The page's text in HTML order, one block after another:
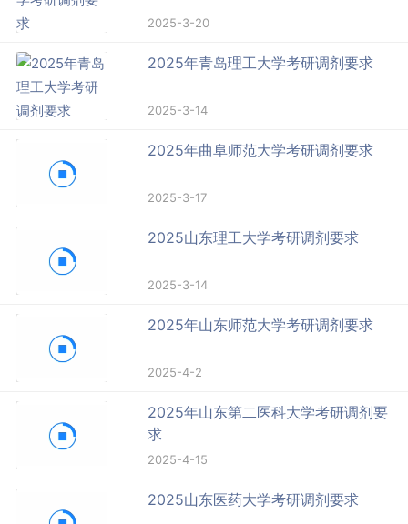
2025-3-20
2025年青岛理工大学考研调剂要求
2025-3-14
2025年曲阜师范大学考研调剂要求
2025-3-17
2025山东理工大学考研调剂要求
2025-3-14
2025年山东师范大学考研调剂要求
2025-4-2
2025年山东第二医科大学考研调剂要
求
2025-4-15
2025山东医药大学考研调剂要求